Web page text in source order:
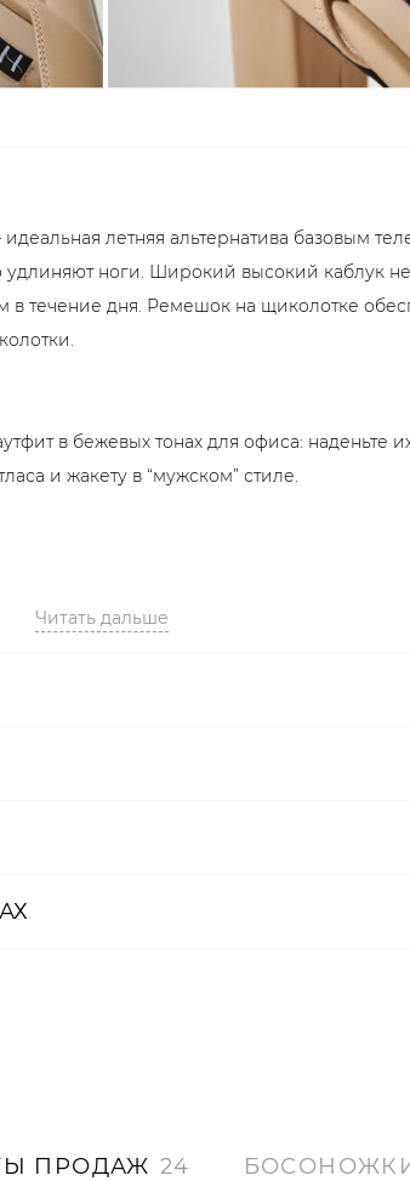
летняя альтернатива базовым
ноги. Широкий высокий каблук
в течение дня. Ремешок на щиколотке
в бежевых тонах для офиса: наденьте
и жакету в “мужском” стиле.
Читать дальше
ПРОДАЖ 24